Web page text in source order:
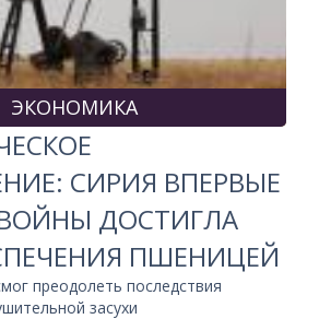
ЭКОНОМИКА
СИРИЯ ВПЕРВЫЕ
ДОСТИГЛА
ПШЕНИЦЕЙ
преодолеть последствия
засухи